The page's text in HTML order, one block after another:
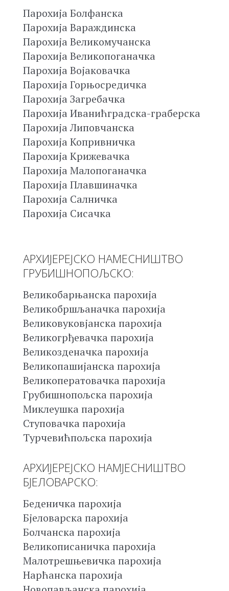
Парохија Болфанска
Парохија Вараждинска
Парохија Великомучанска
Парохија Великопоганачка
Парохија Војаковачка
Парохија Горњосредичка
Парохија Загребачка
Парохија Иванићградска-граберска
Парохија Липовчанска
Парохија Копривничка
Парохија Крижевачка
Парохија Малопоганачка
Парохија Плавшиначка
Парохија Салничка
Парохија Сисачка
АРХИЈЕРЕЈСКО НАМЕСНИШТВО
ГРУБИШНОПОЉСКО:
Великобарњанска парохија
Великобршљаначка парохија
Великовуковјанска парохија
Великогрђевачка парохија
Великозденачка парохија
Великопашијанска парохија
Великоператовачка парохија
Грубишнопољска парохија
Миклеушка парохија
Ступовачка парохија
Турчевићпољска парохија
АРХИЈЕРЕЈСКО НАМЈЕСНИШТВО
БЈЕЛОВАРСКО:
Беденичка парохија
Бјеловарска парохија
Болчанска парохија
Великописаничка парохија
Малотрешњевичка парохија
Нарћанска парохија